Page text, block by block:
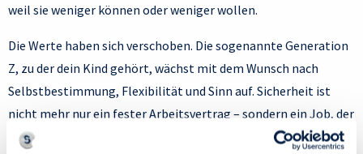
weil sie weniger können oder weniger wollen.
Die Werte haben sich verschoben. Die sogenannte Generation
Z, zu der dein Kind gehört, wächst mit dem Wunsch nach
Selbstbestimmung, Flexibilität und Sinn auf. Sicherheit ist
nicht mehr nur ein fester Arbeitsvertrag – sondern ein Job, der
psychisch nicht auslaugt. Ein Team, das wertschätzt. Eine